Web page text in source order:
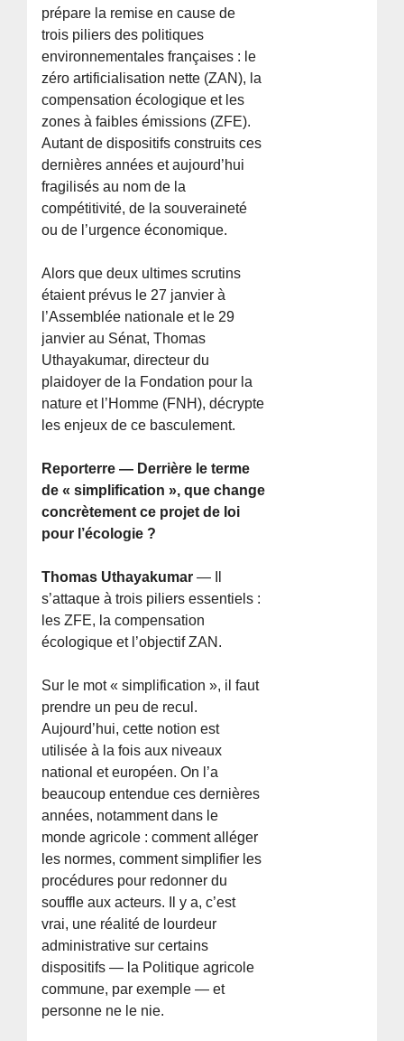
prépare la remise en cause de
trois piliers des politiques
environnementales françaises : le
zéro artificialisation nette (ZAN), la
compensation écologique et les
zones à faibles émissions (ZFE).
Autant de dispositifs construits ces
dernières années et aujourd’hui
fragilisés au nom de la
compétitivité, de la souveraineté
ou de l’urgence économique.
Alors que deux ultimes scrutins
étaient prévus le 27 janvier à
l’Assemblée nationale et le 29
janvier au Sénat, Thomas
Uthayakumar, directeur du
plaidoyer de la Fondation pour la
nature et l’Homme (FNH), décrypte
les enjeux de ce basculement.
Reporterre — Derrière le terme
de « simplification », que change
concrètement ce projet de loi
pour l’écologie ?
Thomas Uthayakumar— Il
s’attaque à trois piliers essentiels :
les ZFE, la compensation
écologique et l’objectif ZAN.
Sur le mot « simplification », il faut
prendre un peu de recul.
Aujourd’hui, cette notion est
utilisée à la fois aux niveaux
national et européen. On l’a
beaucoup entendue ces dernières
années, notamment dans le
monde agricole : comment alléger
les normes, comment simplifier les
procédures pour redonner du
souffle aux acteurs. Il y a, c’est
vrai, une réalité de lourdeur
administrative sur certains
dispositifs — la Politique agricole
commune, par exemple — et
personne ne le nie.